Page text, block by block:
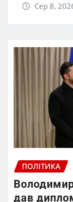
Сер 8,
ПОЛІТИКА
дав